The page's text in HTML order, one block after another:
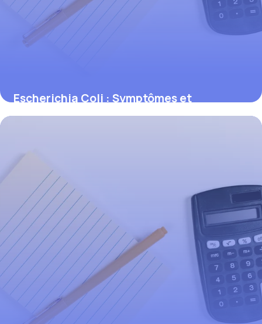
Escherichia Coli : Symptômes et
Prévention